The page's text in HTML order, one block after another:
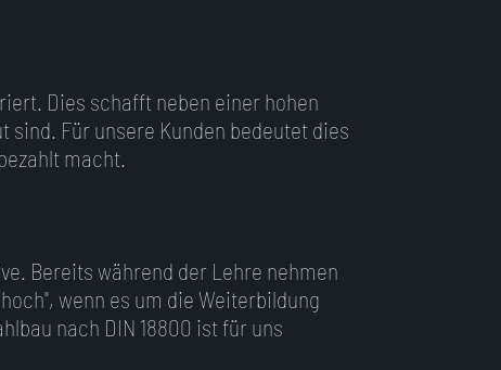
Dies schafft neben einer hohen
Für unsere Kunden bedeutet dies
macht.
Bereits während der Lehre nehmen
wenn es um die Weiterbildung
nach DIN 18800 ist für uns